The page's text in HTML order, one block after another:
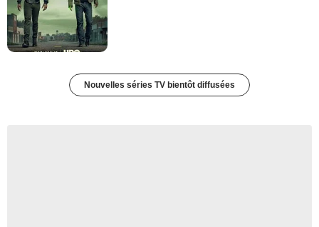
Nouvelles séries TV bientôt diffusées